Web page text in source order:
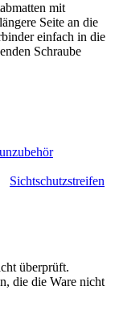
mit
Seite an die
einfach in die
Schraube
Sichtschutzstreifen
überprüft.
die die Ware nicht